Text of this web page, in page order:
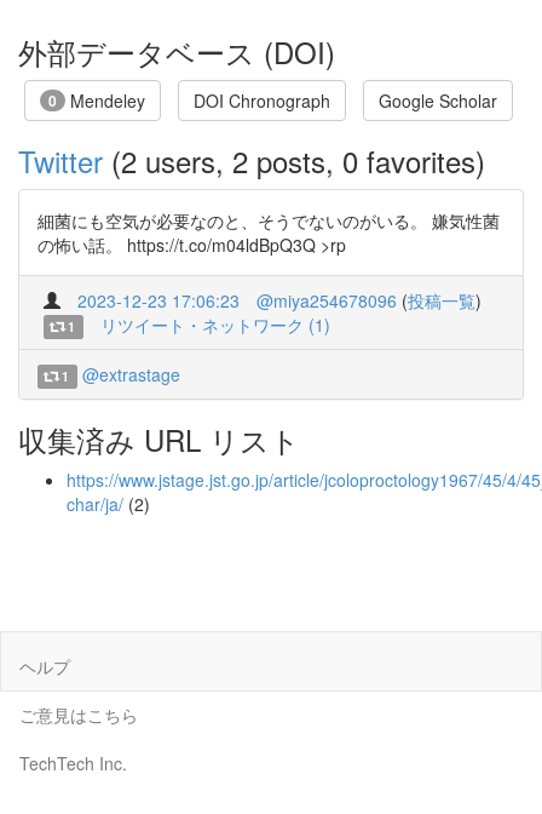
外部データベース (DOI)
0 Mendeley DOI Chronograph Google Scholar
Twitter (2 users, 2 posts, 0 favorites)
細菌にも空気が必要なのと、そうでないのがいる。 嫌気性菌
の怖い話。 https://t.co/m04ldBpQ3Q >rp
2023-12-23 17:06:23 @miya254678096 (投稿一覧)
1 リツイート・ネットワーク (1)
1 @extrastage
収集済み URL リスト
https://www.jstage.jst.go.jp/article/jcoloproctology1967/45/4/
char/ja/ (2)
ヘルプ
ご意見はこちら
TechTech Inc.